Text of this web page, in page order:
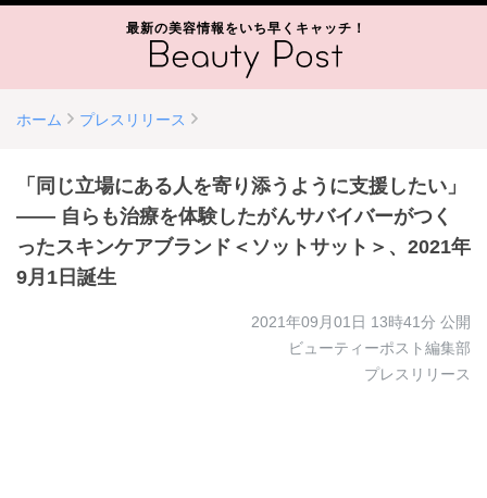
最新の美容情報をいち早くキャッチ！
ホーム プレスリリース
「同じ立場にある人を寄り添うように支援したい」
―― 自らも治療を体験したがんサバイバーがつく
ったスキンケアブランド＜ソットサット＞、2021年
9月1日誕生
2021年09月01日 13時41分 公開
ビューティーポスト編集部
プレスリリース